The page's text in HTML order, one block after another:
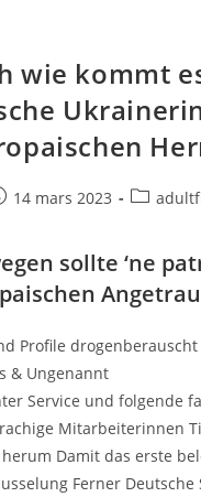
wie kommt
14 mars 2023
Post
sollte ‘ne
Profile
& Ungenannt
Service und folgende
Mitarbeiterinnen
Damit das erste
Ferner Deutsche